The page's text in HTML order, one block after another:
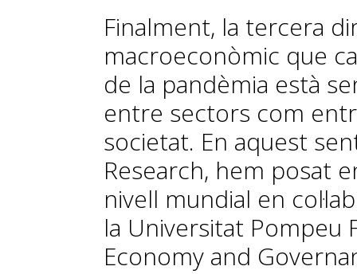
Finalment, la tercera
macroeconòmic que
de la pandèmia està
entre sectors com
societat. En aquest
Research, hem posat
nivell mundial en
la Universitat Pompeu
Economy and